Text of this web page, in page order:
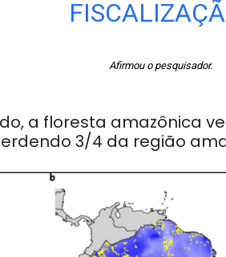
Afirmou o pesquisador.
a floresta amazônica
3/4 da região